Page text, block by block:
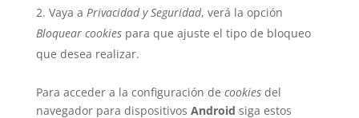
Vaya a Privacidad y Seguridad, verá la opción
Bloquear cookiespara que ajuste el tipo de bloqueo
que desea realizar.
Para acceder a la configuración de cookiesdel
navegador para dispositivos Android siga estos